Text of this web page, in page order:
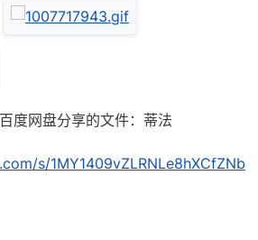
度网盘分享的文件：蒂法
s/1MY1409vZLRNLe8hXCfZNb